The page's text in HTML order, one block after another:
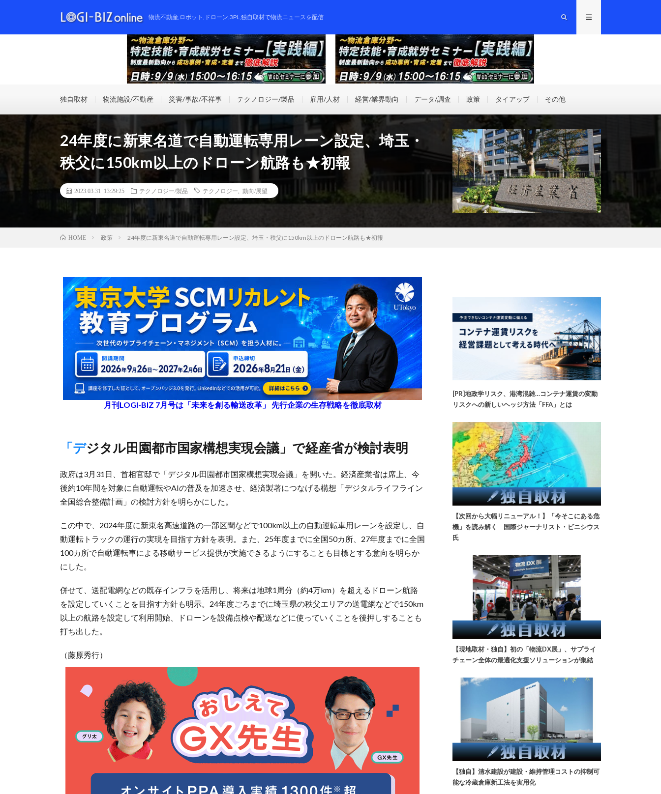
物流不動産,ロボット,ドローン,3PL,独自取材で物流ニュースを配信
独自取材 物流施設/不動産 災害/事故/不祥事 テクノロジー/製品 雇用/人材 経営/業界動向 データ/調査 政策 タイアップ その他
24年度に新東名道で自動運転専用レーン設定、埼玉・
秩父に150km以上のドローン航路も★初報
2023.03.31 13:29:25 テクノロジー/製品 テクノロジー 動向/展望
HOME 政策 24年度に新東名道で自動運転専用レーン設定、埼玉・秩父に150km以上のドローン航路も★初報
月刊LOGI-BIZ 7月号は「未来を創る輸送改革」 先行企業の生存戦略を徹底取材
「デジタル田園都市国家構想実現会議」で経産省が検討表明
政府は3月31日、首相官邸で「デジタル田園都市国家構想実現会議」を開いた。経済産業省は席上、今
後約10年間を対象に自動運転やAIの普及を加速させ、経済製著につなげる構想「デジタルライフライン
全国総合整備計画」の検討方針を明らかにした。
この中で、2024年度に新東名高速道路の一部区間などで100km以上の自動運転車用レーンを設定し、自
動運転トラックの運行の実現を目指す方針を表明。また、25年度までに全国50カ所、27年度までに全国
100カ所で自動運転車による移動サービス提供が実施できるようにすることも目標とする意向を明らか
にした。
併せて、送配電網などの既存インフラを活用し、将来は地球1周分（約4万km）を超えるドローン航路
を設定していくことを目指す方針も明示。24年度ごろまでに埼玉県の秩父エリアの送電網などで150km
以上の航路を設定して利用開始、ドローンを設備点検や配送などに使っていくことを後押しすることも
打ち出した。
（藤原秀行）
[PR]地政学リスク、港湾混雑…コンテナ運賃の変動
リスクへの新しいヘッジ方法「FFA」とは
【次回から大幅リニューアル！】「今そこにある危
機」を読み解く 国際ジャーナリスト・ビニシウス
氏
【現地取材・独自】初の「物流DX展」、サプライ
チェーン全体の最適化支援ソリューションが集結
【独自】清水建設が建設・維持管理コストの抑制可
能な冷蔵倉庫新工法を実用化